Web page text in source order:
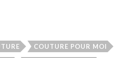
COUTURE POUR MOI